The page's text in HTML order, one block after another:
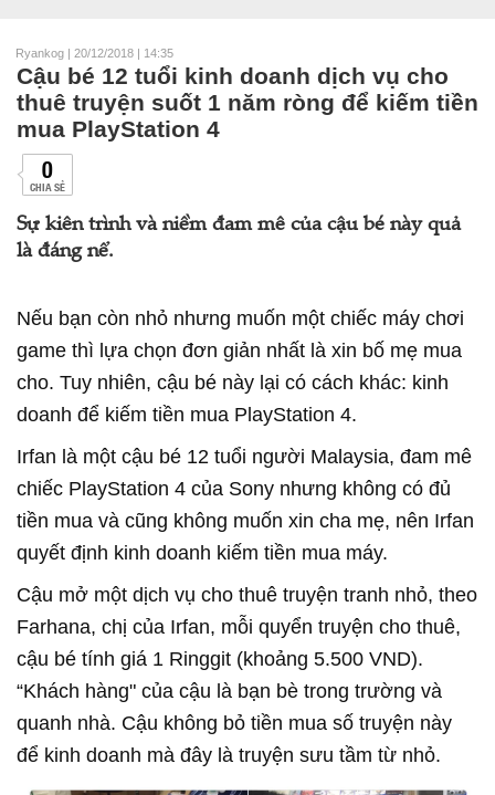
Ryankog | 20/12/2018 | 14:35
Cậu bé 12 tuổi kinh doanh dịch vụ cho
thuê truyện suốt 1 năm ròng để kiếm tiền
mua PlayStation 4
0
CHIA SẺ
Sự kiên trình và niềm đam mê của cậu bé này quả
là đáng nể.
Nếu bạn còn nhỏ nhưng muốn một chiếc máy chơi
game thì lựa chọn đơn giản nhất là xin bố mẹ mua
cho. Tuy nhiên, cậu bé này lại có cách khác: kinh
doanh để kiếm tiền mua PlayStation 4.
Irfan là một cậu bé 12 tuổi người Malaysia, đam mê
chiếc PlayStation 4 của Sony nhưng không có đủ
tiền mua và cũng không muốn xin cha mẹ, nên Irfan
quyết định kinh doanh kiếm tiền mua máy.
Cậu mở một dịch vụ cho thuê truyện tranh nhỏ, theo
Farhana, chị của Irfan, mỗi quyển truyện cho thuê,
cậu bé tính giá 1 Ringgit (khoảng 5.500 VND).
“Khách hàng" của cậu là bạn bè trong trường và
quanh nhà. Cậu không bỏ tiền mua số truyện này
để kinh doanh mà đây là truyện sưu tầm từ nhỏ.